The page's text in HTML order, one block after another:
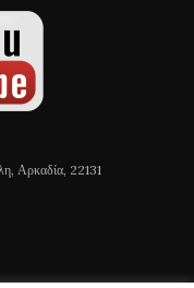
Αρκαδία, 22131